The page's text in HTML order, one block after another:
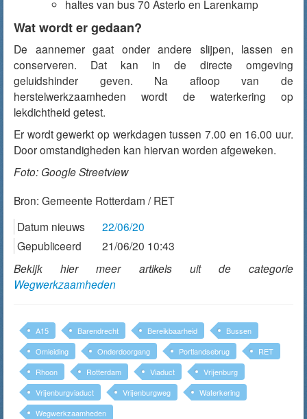
haltes van bus 70 Asterlo en Larenkamp
Wat wordt er gedaan?
De aannemer gaat onder andere slijpen, lassen en
conserveren. Dat kan in de directe omgeving
geluidshinder geven. Na afloop van de
herstelwerkzaamheden wordt de waterkering op
lekdichtheid getest.
Er wordt gewerkt op werkdagen tussen 7.00 en 16.00 uur.
Door omstandigheden kan hiervan worden afgeweken.
Foto: Google Streetview
Bron: Gemeente Rotterdam / RET
Datum nieuws
22/06/20
Gepubliceerd
21/06/20 10:43
Bekijk hier meer artikels uit de categorie
Wegwerkzaamheden
A15 Barendrecht Bereikbaarheid
Bussen
Omleiding
Onderdoorgang Portlandsebrug
RET
Rhoon
Rotterdam Viaduct
Vrijenburg
Vrijenburgviaduct
Vrijenburgweg
Waterkering
Wegwerkzaamheden